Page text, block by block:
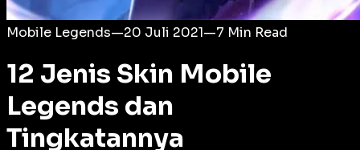
Mobile Legends—20 Juli 2021—7 Min Read
12 Jenis Skin Mobile
Legends dan
Tingkatannya